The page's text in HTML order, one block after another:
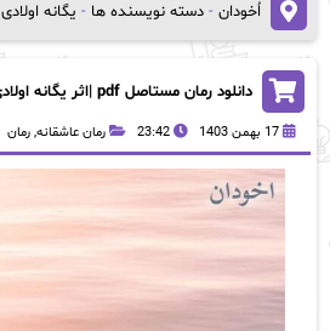
اُخودان- دسته نویسنده ها - یگانه اولادی
دانلود رمان مستاصل pdf |اثر یگانه اولادی
17 بهمن 1403 23:42 رمان عاشقانه, رمان